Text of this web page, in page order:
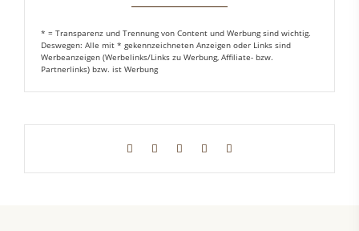
* = Transparenz und Trennung von Content und Werbung sind wichtig.
Deswegen: Alle mit * gekennzeichneten Anzeigen oder Links sind
Werbeanzeigen (Werbelinks/Links zu Werbung, Affiliate- bzw.
Partnerlinks) bzw. ist Werbung